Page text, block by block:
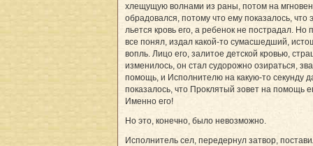
хлещущую волнами из раны, потом на
обрадовался, потому что ему показалось, что
льется кровь его, а ребенок не пострадал. Но
все понял, издал какой-то сумасшедший,
вопль. Лицо его, залитое детской кровью,
изменилось, он стал судорожно озираться,
помощь, и Исполнителю на какую-то секунду
показалось, что Проклятый зовет на помощь
Именно его!
Но это, конечно, было невозможно.
Исполнитель сел, передернул затвор,